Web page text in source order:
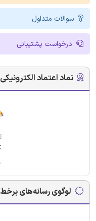
سوالات متداول
درخواست پشتیبانی
نماد اعتماد الکترونیکی
لوگوی رسانه‌های برخط